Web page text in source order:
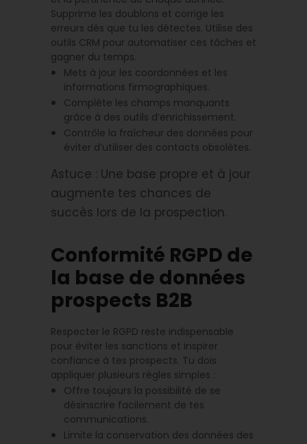
Supprime les doublons et corrige les
erreurs dès que tu les détectes. Utilise des
outils CRM pour automatiser ces tâches et
gagner du temps.
Mets à jour les coordonnées et les
informations firmographiques.
Complète les champs manquants
grâce à des outils d’enrichissement.
Contrôle la fraîcheur des données pour
éviter d’utiliser des contacts obsolètes.
Astuce : Une base propre et à jour
augmente tes chances de
succès lors de la prospection.
Conformité RGPD de
la base de données
prospects B2B
Respecter le RGPD reste indispensable
pour éviter les sanctions et inspirer
confiance à tes prospects. Tu dois
appliquer plusieurs règles simples :
Offre toujours la possibilité de se
désinscrire facilement de tes
communications.
Limite la conservation des données des